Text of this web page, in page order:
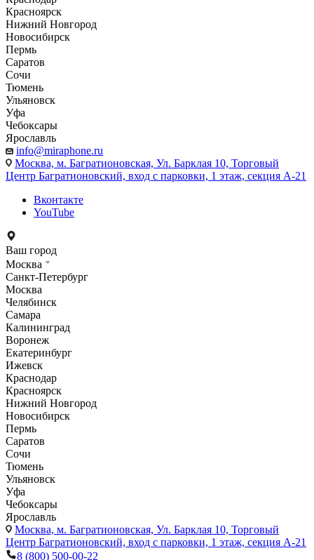
Красноярск
Нижний Новгород
Новосибирск
Пермь
Саратов
Сочи
Тюмень
Ульяновск
Уфа
Чебоксары
Ярославль
info@miraphone.ru
Москва, м. Багратионовская, Ул. Барклая 10, Торговый
Центр Багратионовский, вход с парковки, 1 этаж, секция А-21
Вконтакте
YouTube
Ваш город
Москва
Санкт-Петербург
Москва
Челябинск
Самара
Калининград
Воронеж
Екатеринбург
Ижевск
Краснодар
Красноярск
Нижний Новгород
Новосибирск
Пермь
Саратов
Сочи
Тюмень
Ульяновск
Уфа
Чебоксары
Ярославль
Москва, м. Багратионовская, Ул. Барклая 10, Торговый
Центр Багратионовский, вход с парковки, 1 этаж, секция А-21
8 (800) 500-00-22